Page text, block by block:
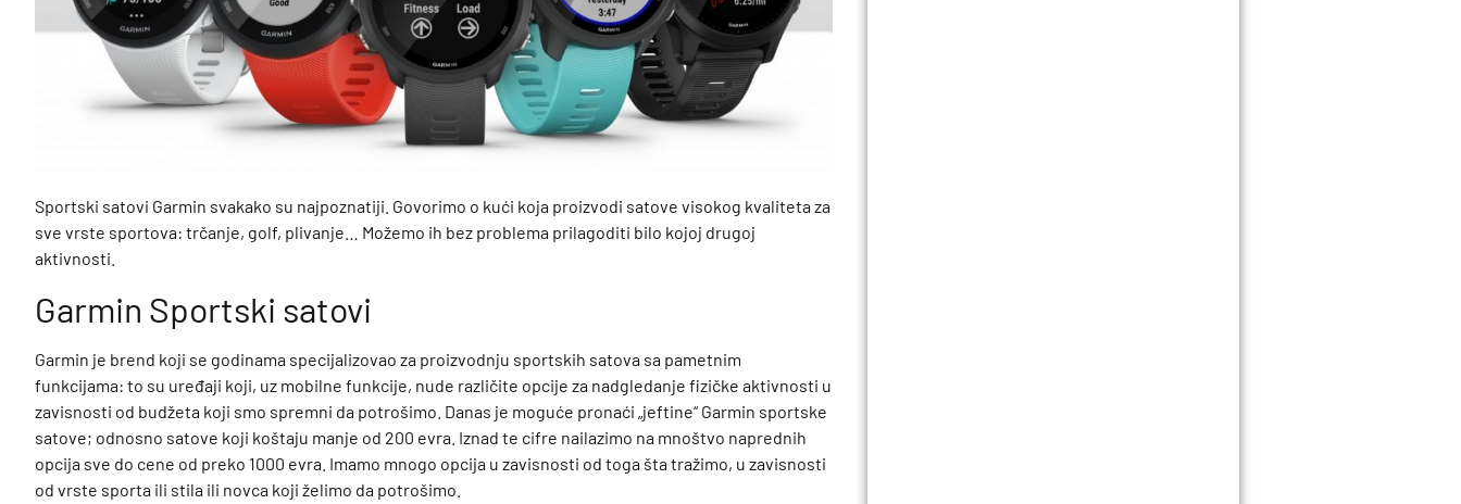
Sportski satovi Garmin svakako su najpoznatiji. Govorimo o kući koja proizvodi satove visokog kvaliteta za
sve vrste sportova: trčanje, golf, plivanje… Možemo ih bez problema prilagoditi bilo kojoj drugoj
aktivnosti.
Garmin Sportski satovi
Garmin je brend koji se godinama specijalizovao za proizvodnju sportskih satova sa pametnim
funkcijama: to su uređaji koji, uz mobilne funkcije, nude različite opcije za nadgledanje fizičke aktivnosti u
zavisnosti od budžeta koji smo spremni da potrošimo. Danas je moguće pronaći „jeftine“ Garmin sportske
satove; odnosno satove koji koštaju manje od 200 evra. Iznad te cifre nailazimo na mnoštvo naprednih
opcija sve do cene od preko 1000 evra. Imamo mnogo opcija u zavisnosti od toga šta tražimo, u zavisnosti
od vrste sporta ili stila ili novca koji želimo da potrošimo.